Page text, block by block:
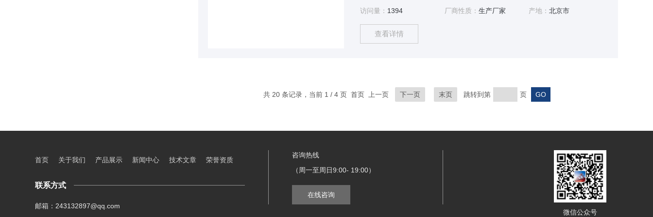
访问量： 1394 厂商性质： 生产厂家 产地：北京市
查看详情
共 20 条记录，当前 1 / 4 页 首页 上一页 下一页 末页 跳转到第 页
首页 关于我们 产品展示 新闻中心 技术文章 荣誉资质
联系方式
邮箱：243132897@qq.com
咨询热线
（周一至周日9:00- 19:00）
在线咨询
微信公众号